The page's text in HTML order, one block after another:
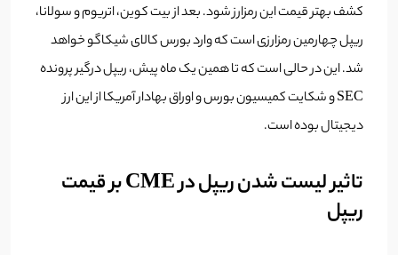
کشف بهتر قیمت این رمزارز شود. بعد از بیت کوین، اتریوم و سولانا،
ریپل چهارمین رمزارزی است که وارد بورس کالای شیکاگو خواهد
شد. این در حالی است که تا همین یک ماه پیش، ریپل درگیر پرونده
SEC و شکایت کمیسیون بورس و اوراق بهادار آمریکا از این ارز
دیجیتال بوده است.
تاثیر لیست شدن ریپل در CME بر قیمت
ریپل